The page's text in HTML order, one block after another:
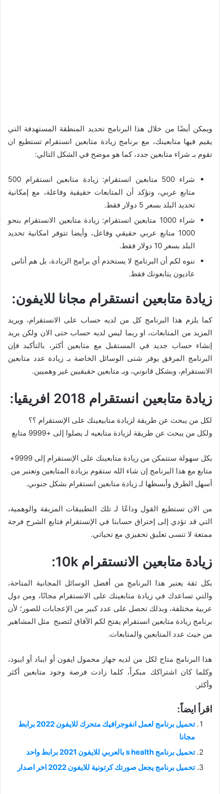
ويمكن أيضًا من خلال هذا البرنامج تحديد المنطقة المستهدفة التي
يقيم فيها متابعينك، مع برنامج زيادة متابعين انستقرام تستطيع ان
تقوم بـ شراء متابعين جدد، كما هو موضح في الشكل التالي:
شراء 500 متابعين انستقرام: زيادة متابعين انستقرام 500
متابع عربي، ونؤكد أن المتابعات حقيقية وفاعلة، مع إمكانية
تحديد البلد بسعر 5 دولار فقط.
شراء 1000 متابعين انستقرام: زيادة متابعين الانستقرام بنحو
1000 متابع عربي حقيقي وفاعل، وأيضا تتوفر امكانية تحديد
البلد بسعر 10 دولار فقط.
ننوه لكم أن البرنامج لا يستخدم أي برامج الزيادة، بل هم أناس
عاديون يتابعونك فقط.
زيادة متابعين انستقرام مجانا للايفون:
كما يلزم هذا البرنامج كل من لديه حساب على الانستقرام، ويريد
المزيد من المتابعات، او ربما ليس لديه حساب حتى الان ولكن يريد
إنشاء حساب جديد في المستقبل مع متابعين أكثر، بالتأكيد فإن
البرنامج المرفق يوفر شتى الوسائل الخاصة بـ زيادة عدد متابعين
الانستقرام، وبشكل قانوني، وبـ متابعين حقيقيين غير وهميين.
زيادة متابعين انستقرام 2018 افريقيا:
لكل من يبحث عن طريقة لزيادة متابيعينك على الإنستقرام ؟؟
ولكل من يبحث عن طريقة لزيادة متابعيه لـ يصلوا إلى +9999 متابع
بكل سهولة ستتمكن من زيادة متابعينك على الإنستقرام إلى 9999+
متابع مع هذا البرنامج إن شاء الله ستقوم بزيادة المتابعين وتعتبر من
أسهل الطرق وأبسطها لـ زيادة متابعين انستقرام بشكل جنوني.
من الان تستطيع القول وداعًا لـ تلك التطبيقات المزيفة والوهمية،
التي قد تؤدي إلى إختراق حسابنا في الإنستقرام فتابع الشرح فرجة
ممتعة لا تنسى تعليق تحفيزي مع تحياتي.
زيادة متابعين الانستقرام 10k:
بكل ثقة يعتبر هذا البرنامج من أفضل الوسائل المجانية المتاحة،
والتي تساعدك في زيادة متابعينك على الانستقرام مجانًا، ومن دول
عربية مختلفة، وبذلك تحصل على عدد كبير من الإعجابات للصور؛ لأن
برنامج زيادة متابعين انستقرام يفتح لكم الآفاق لتصبح مثل المشاهير
من حيث عدد المتابعين والمتابعات.
هذا البرنامج متاح لكل من لديه جهاز محمول ايفون أو ايباد أو ايبود،
وكلما كان اشتراكك مبكراً، كلما زادت فرصة وجود متابعين أكثر
وأكثر.
اقرأ ايضاً:
تحميل برنامج لعمل انفوجرافيك متحرك للايفون 2022 برابط
مجانا
تحميل برنامج s health بالعربي للايفون 2021 برابط واحد
تحميل برنامج يجعل صورتك كرتونية للايفون 2022 اخر اصدار